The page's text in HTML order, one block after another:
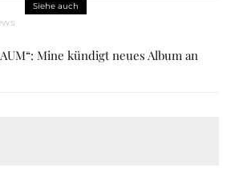
Siehe auch
Mine kündigt neues Album an